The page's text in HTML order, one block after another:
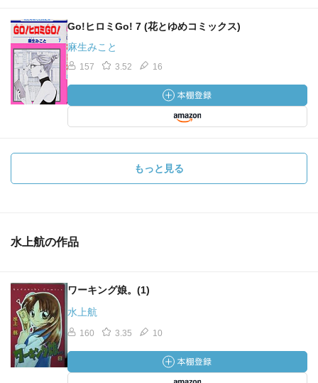
Go!ヒロミGo! 7 (花とゆめコミックス)
麻生みこと
157 3.52 16
もっと見る
水上航の作品
ワーキング娘。(1)
水上航
160 3.35 10